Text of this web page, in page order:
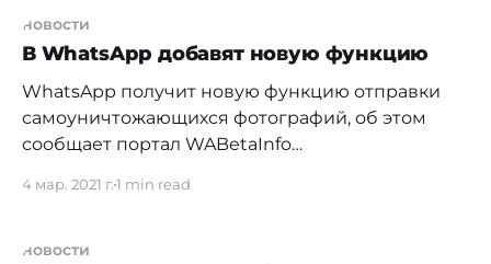
пользователей, которые не примут новую
пользовательскую политику. Как сообщается,
«отказники» не смогут читать
новости
В WhatsApp добавят новую функцию
WhatsApp получит новую функцию отправки
самоуничтожающихся фотографий, об этом
сообщает портал WABetaInfo
сделать общение еще безопаснее. Для
рядом с полем текста в окне редварительного
4 мар. 2021 г.1 min read
новости